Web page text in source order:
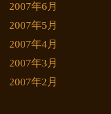
2007年6月
2007年5月
2007年4月
2007年3月
2007年2月